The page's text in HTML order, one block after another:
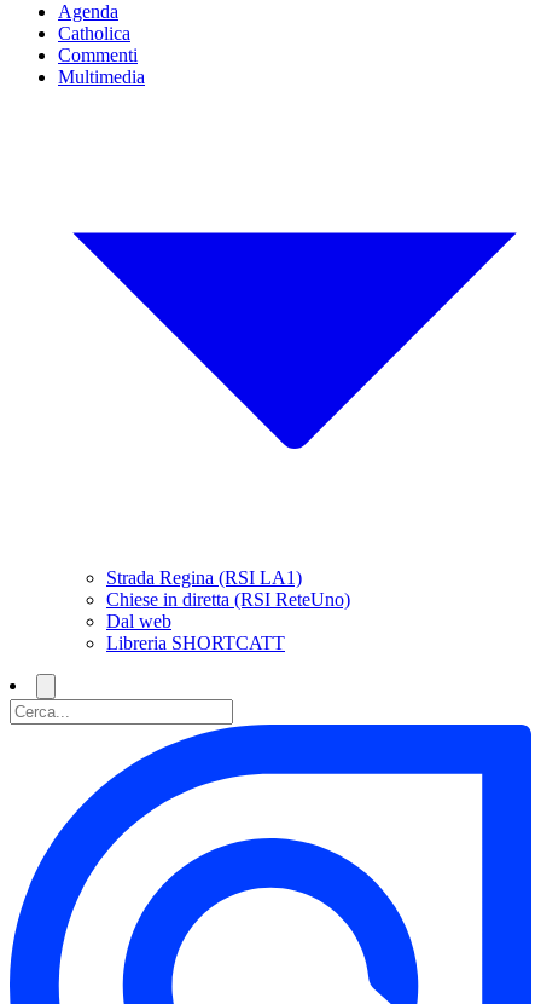
Agenda
Catholica
Commenti
Multimedia
Strada Regina (RSI LA1)
Chiese in diretta (RSI ReteUno)
Dal web
Libreria SHORTCATT